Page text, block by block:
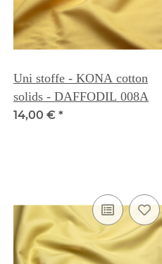
Uni stoffe - KONA cotton
solids - DAFFODIL 008A
14,00 € *